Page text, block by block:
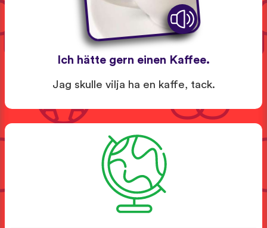
Ich hätte gern einen Kaffee.
Jag skulle vilja ha en kaffe, tack.